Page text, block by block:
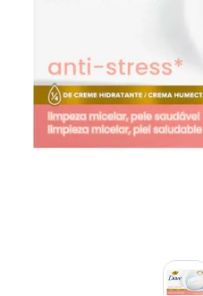
9º
esmalte